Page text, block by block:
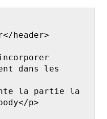
dans les
p>